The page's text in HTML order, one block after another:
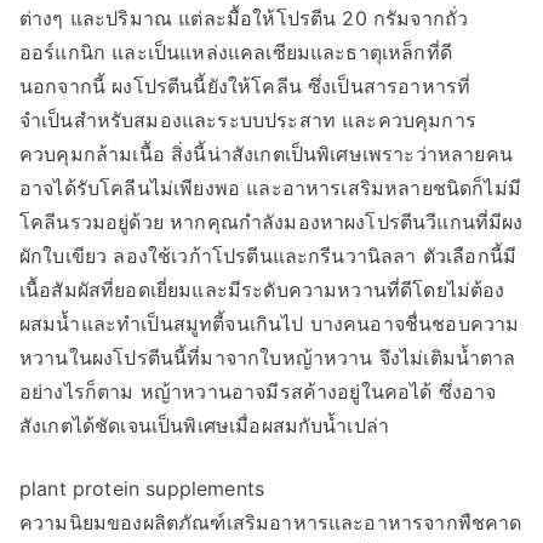
ต่างๆ และปริมาณ แต่ละมื้อให้โปรตีน 20 กรัมจากถั่ว
ออร์แกนิก และเป็นแหล่งแคลเซียมและธาตุเหล็กที่ดี
นอกจากนี้ ผงโปรตีนนี้ยังให้โคลีน ซึ่งเป็นสารอาหารที่
จำเป็นสำหรับสมองและระบบประสาท และควบคุมการ
ควบคุมกล้ามเนื้อ สิ่งนี้น่าสังเกตเป็นพิเศษเพราะว่าหลายคน
อาจได้รับโคลีนไม่เพียงพอ และอาหารเสริมหลายชนิดก็ไม่มี
โคลีนรวมอยู่ด้วย หากคุณกำลังมองหาผงโปรตีนวีแกนที่มีผง
ผักใบเขียว ลองใช้เวก้าโปรตีนและกรีนวานิลลา ตัวเลือกนี้มี
เนื้อสัมผัสที่ยอดเยี่ยมและมีระดับความหวานที่ดีโดยไม่ต้อง
ผสมน้ำและทำเป็นสมูทตี้จนเกินไป บางคนอาจชื่นชอบความ
หวานในผงโปรตีนนี้ที่มาจากใบหญ้าหวาน จึงไม่เติมน้ำตาล
อย่างไรก็ตาม หญ้าหวานอาจมีรสค้างอยู่ในคอได้ ซึ่งอาจ
สังเกตได้ชัดเจนเป็นพิเศษเมื่อผสมกับน้ำเปล่า
plant protein supplements
ความนิยมของผลิตภัณฑ์เสริมอาหารและอาหารจากพืชคาด